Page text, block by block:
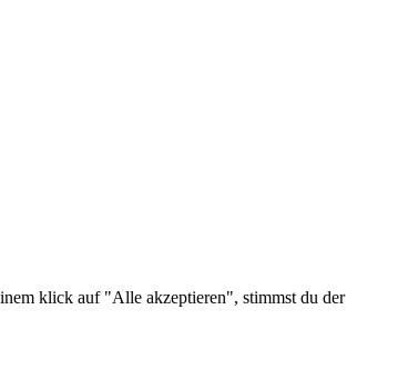
klick auf "Alle akzeptieren", stimmst du der